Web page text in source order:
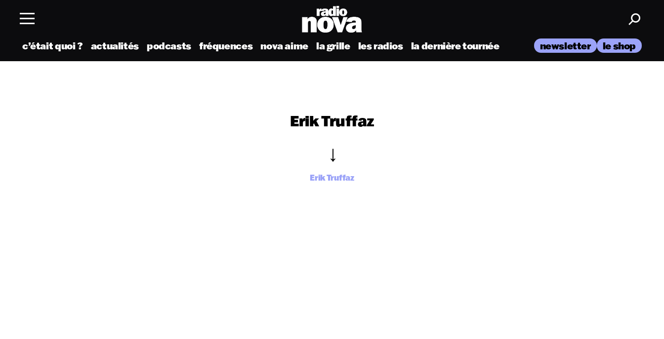
c’était quoi ? actualités podcasts fréquences nova aime la grille les radios la dernière tournée newsletter le shop
Erik Truffaz
Erik Truffaz